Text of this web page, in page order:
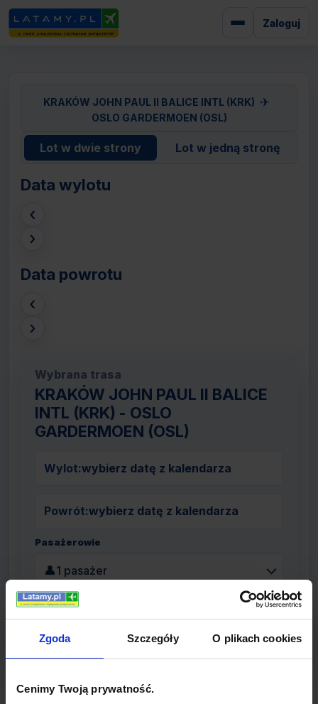
Zgoda Szczegóły O plikach cookies
Cenimy Twoją prywatność.
Zaloguj
KRAKÓW JOHN PAUL II BALICE INTL (KRK) ✈
OSLO GARDERMOEN (OSL)
Lot w dwie strony Lot w jedną stronę
Data wylotu
‹
›
Data powrotu
‹
›
Wybrana trasa
KRAKÓW JOHN PAUL II BALICE
INTL (KRK) - OSLO
GARDERMOEN (OSL)
Wylot:wybierz datę z kalendarza
Powrót:wybierz datę z kalendarza
Pasażerowie
👤1 pasażer